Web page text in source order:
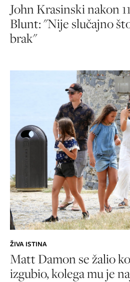
John Krasinski nakon
Blunt: "Nije slučajno
brak"
ŽIVA ISTINA
Matt Damon se žalio
izgubio, kolega mu je